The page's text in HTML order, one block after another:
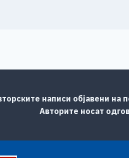
написи објавени
Авторите носат